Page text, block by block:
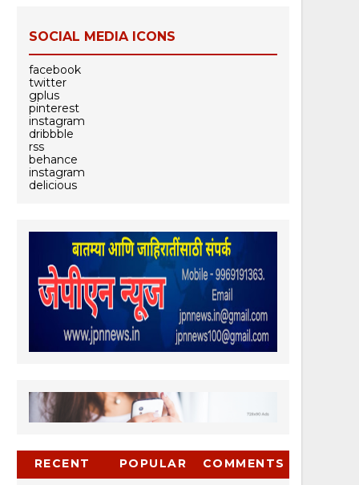
SOCIAL MEDIA ICONS
facebook
twitter
gplus
pinterest
instagram
dribbble
rss
behance
instagram
delicious
RECENT POPULAR COMMENTS